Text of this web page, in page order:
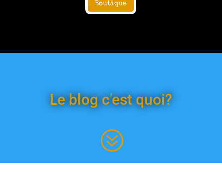
Boutique
Le blog c’est quoi?
?